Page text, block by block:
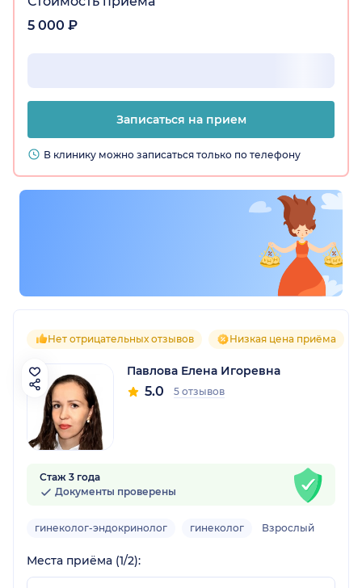
5 000 ₽
Записаться на прием
В клинику можно записаться только по телефону
Нет отрицательных отзывов Низкая цена приёма
Павлова Елена Игоревна
5.0 5 отзывов
Стаж 3 года
Документы проверены
гинеколог-эндокринолог гинеколог Взрослый
Места приёма (1/2):